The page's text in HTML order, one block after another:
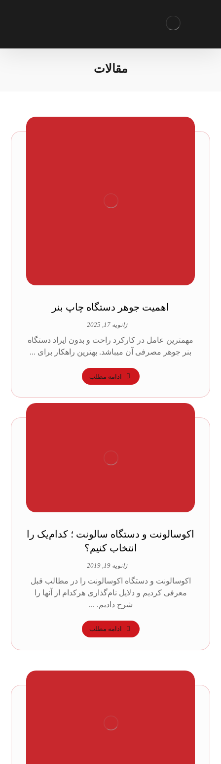
مقالات
اهمیت جوهر دستگاه چاپ بنر
ژانویه 17, 2025
مهمترین عامل در کارکرد راحت و بدون ایراد دستگاه
بنر جوهر مصرفی آن میباشد. بهترین راهکار برای ...
ادامه مطلب
اکوسالونت و دستگاه سالونت ؛ کدام‌یک را
انتخاب کنیم؟
ژانویه 19, 2019
اکوسالونت و دستگاه اکوسالونت را در مطالب قبل
معرفی کردیم و دلایل نام‌گذاری هرکدام از آنها را
شرح دادیم. ...
ادامه مطلب